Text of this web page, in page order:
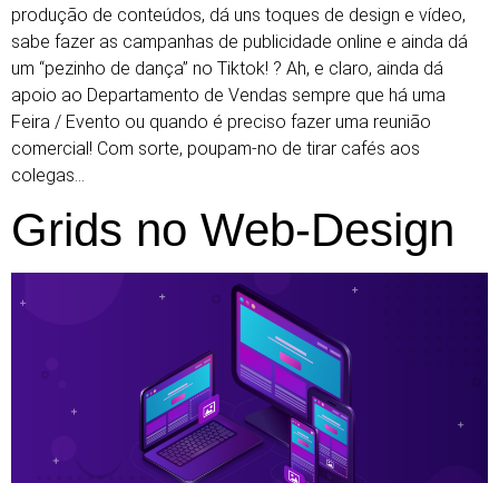
produção de conteúdos, dá uns toques de design e vídeo,
sabe fazer as campanhas de publicidade online e ainda dá
um “pezinho de dança” no Tiktok! ? Ah, e claro, ainda dá
apoio ao Departamento de Vendas sempre que há uma
Feira / Evento ou quando é preciso fazer uma reunião
comercial! Com sorte, poupam-no de tirar cafés aos
colegas…
Grids no Web-Design